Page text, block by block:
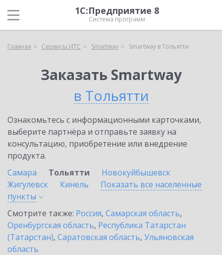
1С:Предприятие 8
Система программ
Главная Сервисы ИТС Smartway Smartway в Тольятти
Заказать Smartway
в Тольятти
Ознакомьтесь с информационными карточками,
выберите партнёра и отправьте заявку на
консультацию, приобретение или внедрение
продукта.
Самара
Тольятти
Новокуйбышевск
Жигулевск
Кинель
Показать все населенные
пункты
Смотрите также: Россия, Самарская область,
Оренбургская область, Республика Татарстан
(Татарстан), Саратовская область, Ульяновская
область